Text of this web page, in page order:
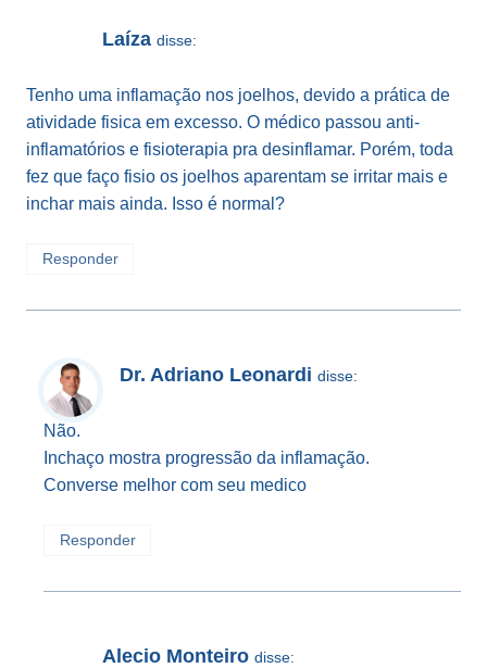
Laíza disse:
Tenho uma inflamação nos joelhos, devido a prática de
atividade fisica em excesso. O médico passou anti-
inflamatórios e fisioterapia pra desinflamar. Porém, toda
fez que faço fisio os joelhos aparentam se irritar mais e
inchar mais ainda. Isso é normal?
Responder
Dr. Adriano Leonardi disse:
Não.
Inchaço mostra progressão da inflamação.
Converse melhor com seu medico
Responder
Alecio Monteiro disse: